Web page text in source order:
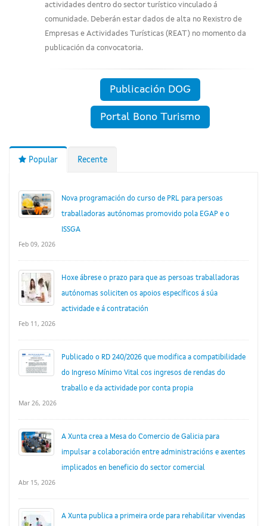
actividades dentro do sector turístico vinculado á
comunidade. Deberán estar dados de alta no Rexistro de
Empresas e Actividades Turísticas (REAT) no momento da
publicación da convocatoria.
Publicación DOG
Portal Bono Turismo
Popular Recente
Nova programación do curso de PRL para persoas
traballadoras autónomas promovido pola EGAP e o
ISSGA
Feb 09, 2026
Hoxe ábrese o prazo para que as persoas traballadoras
autónomas soliciten os apoios específicos á súa
actividade e á contratación
Feb 11, 2026
Publicado o RD 240/2026 que modifica a compatibilidade
do Ingreso Mínimo Vital cos ingresos de rendas do
traballo e da actividade por conta propia
Mar 26, 2026
A Xunta crea a Mesa do Comercio de Galicia para
impulsar a colaboración entre administracións e axentes
implicados en beneficio do sector comercial
Abr 15, 2026
A Xunta publica a primeira orde para rehabilitar vivendas